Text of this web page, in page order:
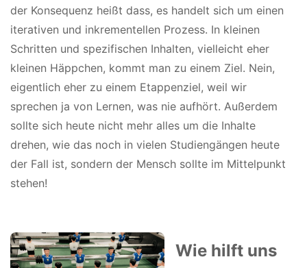
der Konsequenz heißt dass, es handelt sich um einen
iterativen und inkrementellen Prozess. In kleinen
Schritten und spezifischen Inhalten, vielleicht eher
kleinen Häppchen, kommt man zu einem Ziel. Nein,
eigentlich eher zu einem Etappenziel, weil wir
sprechen ja von Lernen, was nie aufhört. Außerdem
sollte sich heute nicht mehr alles um die Inhalte
drehen, wie das noch in vielen Studiengängen heute
der Fall ist, sondern der Mensch sollte im Mittelpunkt
stehen!
Wie hilft uns